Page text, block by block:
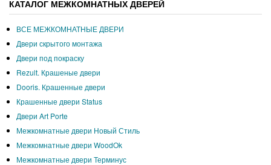
КАТАЛОГ МЕЖКОМНАТНЫХ ДВЕРЕЙ
ВСЕ МЕЖКОМНАТНЫЕ ДВЕРИ
Двери скрытого монтажа
Двери под покраску
Rezult. Крашеные двери
Dooris. Крашенные двери
Крашенные двери Status
Двери Art Porte
Межкомнатные двери Новый Стиль
Межкомнатные двери WoodOk
Межкомнатные двери Терминус